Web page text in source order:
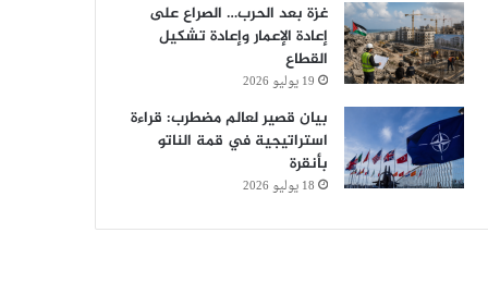
غزة بعد الحرب… الصراع على
إعادة الإعمار وإعادة تشكيل
القطاع
19 يوليو 2026
بيان قصير لعالم مضطرب: قراءة
استراتيجية في قمة الناتو
بأنقرة
18 يوليو 2026